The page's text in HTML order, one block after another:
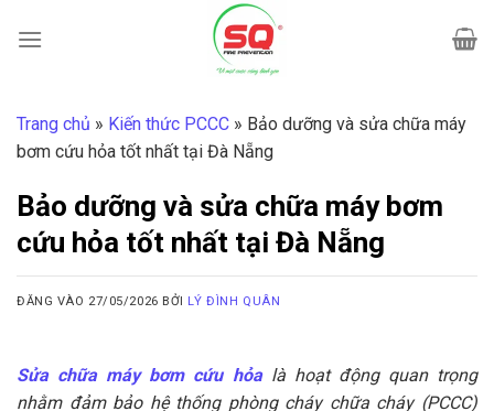
qua
Trang chủ » Kiến thức PCCC » Bảo dưỡng và sửa chữa máy
bơm cứu hỏa tốt nhất tại Đà Nẵng
Bảo dưỡng và sửa chữa máy bơm
cứu hỏa tốt nhất tại Đà Nẵng
ĐĂNG VÀO 27/05/2026 BỞI LÝ ĐÌNH QUÂN
Sửa chữa máy bơm cứu hỏalà hoạt động quan trọng
nhằm đảm bảo hệ thống phòng cháy chữa cháy (PCCC)